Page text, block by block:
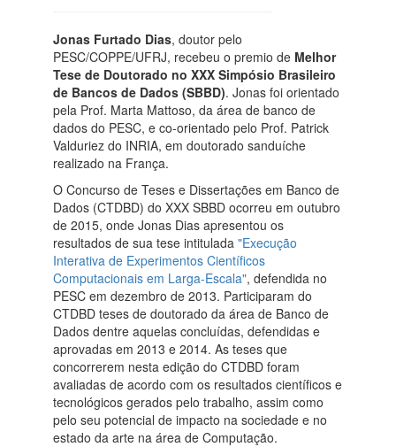
Jonas Furtado Dias, doutor pelo
PESC/COPPE/UFRJ, recebeu o premio de Melhor
Tese de Doutorado no XXX Simpósio Brasileiro
de Bancos de Dados (SBBD). Jonas foi orientado
pela Prof. Marta Mattoso, da área de banco de
dados do PESC, e co-orientado pelo Prof. Patrick
Valduriez do INRIA, em doutorado sanduíche
realizado na França.
O Concurso de Teses e Dissertações em Banco de
Dados (CTDBD) do XXX SBBD ocorreu em outubro
de 2015, onde Jonas Dias apresentou os
resultados de sua tese intitulada "Execução
Interativa de Experimentos Científicos
Computacionais em Larga-Escala", defendida no
PESC em dezembro de 2013. Participaram do
CTDBD teses de doutorado da área de Banco de
Dados dentre aquelas concluídas, defendidas e
aprovadas em 2013 e 2014. As teses que
concorrerem nesta edição do CTDBD foram
avaliadas de acordo com os resultados científicos e
tecnológicos gerados pelo trabalho, assim como
pelo seu potencial de impacto na sociedade e no
estado da arte na área de Computação.